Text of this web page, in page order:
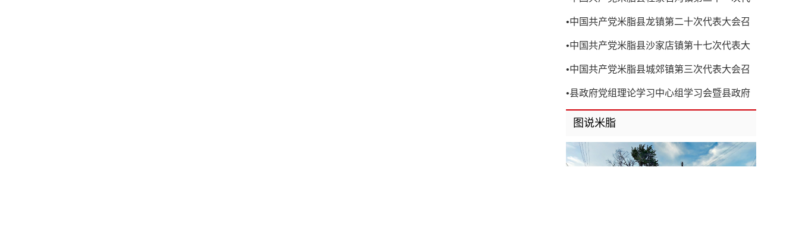
•中国共产党米脂县龙镇第二十次代表大会召
•中国共产党米脂县沙家店镇第十七次代表大
•中国共产党米脂县城郊镇第三次代表大会召
•县政府党组理论学习中心组学习会暨县政府
第8次党组（扩大）会议召开
图说米脂